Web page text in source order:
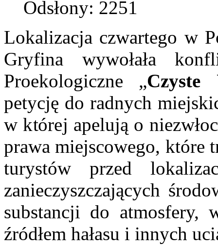
Odsłony: 2251
Lokalizacja czwartego w
Gryfina wywołała
Proekologiczne „Czyste
petycję do radnych
w której apelują o
prawa miejscowego, które
turystów przed
zanieczyszczających
substancji do atmosfery,
źródłem hałasu i innych